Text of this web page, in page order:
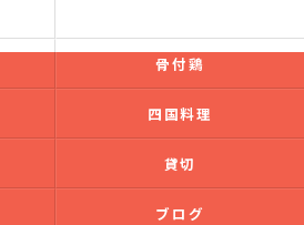
骨付鶏
四国料理
貸切
ブログ